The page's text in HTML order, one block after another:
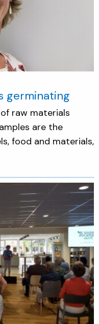
germinating
raw materials
are the
food and materials,